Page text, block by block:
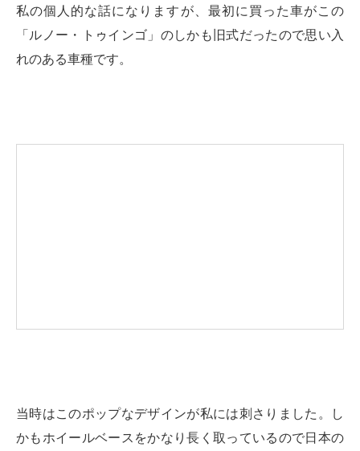
私の個人的な話になりますが、最初に買った車がこの
「ルノー・トゥインゴ」のしかも旧式だったので思い入
れのある車種です。
当時はこのポップなデザインが私には刺さりました。し
かもホイールベースをかなり長く取っているので日本の